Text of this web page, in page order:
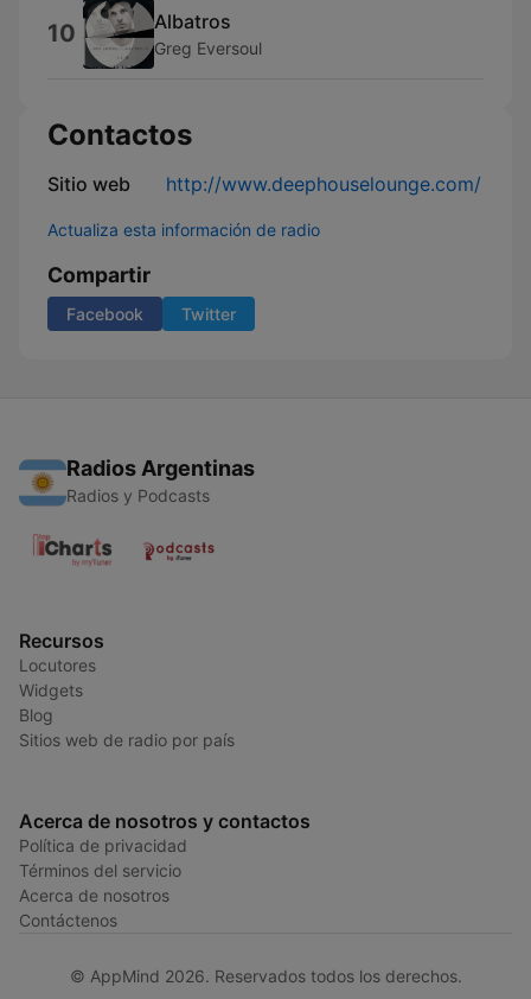
10 Albatros
Greg Eversoul
Contactos
Sitio web http://www.deephouselounge.com/
Actualiza esta información de radio
Compartir
Facebook Twitter
Radios Argentinas
Radios y Podcasts
Recursos
Locutores
Widgets
Blog
Sitios web de radio por país
Acerca de nosotros y contactos
Política de privacidad
Términos del servicio
Acerca de nosotros
Contáctenos
© AppMind 2026. Reservados todos los derechos.